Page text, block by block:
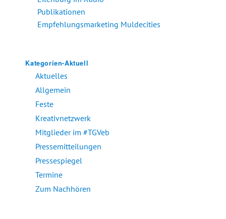
Publikationen
Empfehlungsmarketing Muldecities
Kategorien-Aktuell
Aktuelles
Allgemein
Feste
Kreativnetzwerk
Mitglieder im #TGVeb
Pressemitteilungen
Pressespiegel
Termine
Zum Nachhören